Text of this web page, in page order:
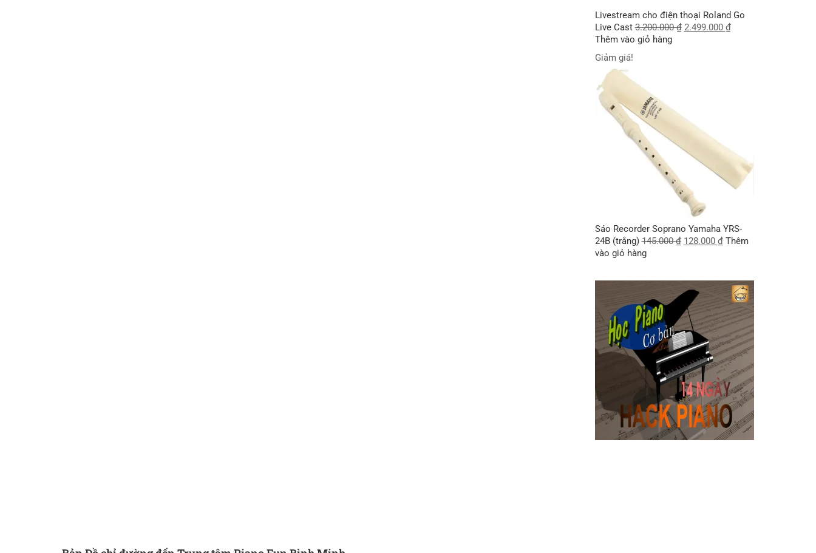
Livestream cho điện thoại Roland Go
Live Cast 3.200.000₫ 2.499.000 ₫
Thêm vào giỏ hàng
Giảm giá!
Sáo Recorder Soprano Yamaha YRS-
24B (trắng) 145.000₫ 128.000 ₫ Thêm
vào giỏ hàng